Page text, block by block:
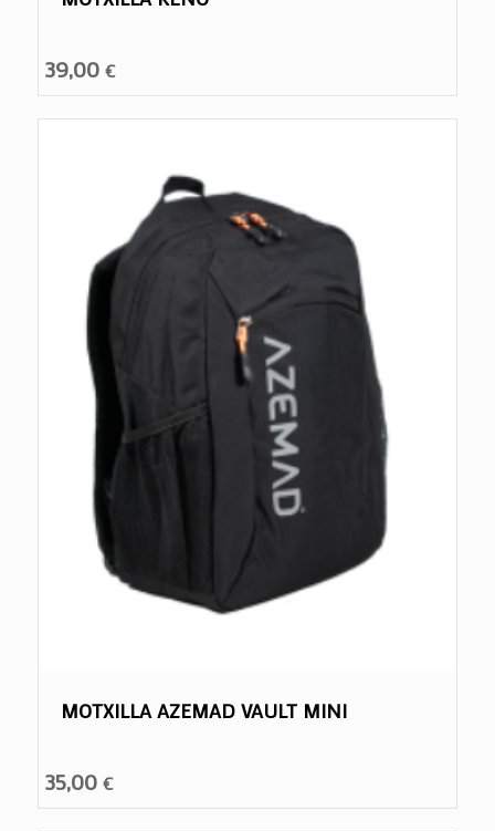
39,00 €
MOTXILLA AZEMAD VAULT MINI
35,00 €